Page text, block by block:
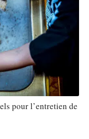
pour l’entretien de